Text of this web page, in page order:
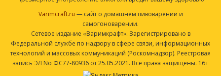
Varimcraft.ru — сайт о домашнем пивоварении и
самогоноварении.
Сетевое издание «Варимкрафт». Зарегистрировано в
Федеральной службе по надзору в сфере связи, информационных
технологий и массовых коммуникаций (Роскомнадзор). Реестровая
запись ЭЛ No ФС77-80936 от 25.05.2021. Все права защищены. 16+